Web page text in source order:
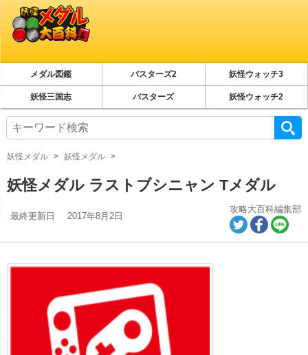
メダル図鑑 バスターズ2 妖怪ウォッチ3
妖怪三国志 バスターズ 妖怪ウォッチ2
妖怪メダル 妖怪メダル
妖怪メダル ラストブシニャン Tメダル
最終更新日 2017年8月2日
攻略大百科編集部